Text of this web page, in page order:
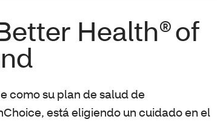
Health® of
como su plan de salud de
está eligiendo un cuidado en el